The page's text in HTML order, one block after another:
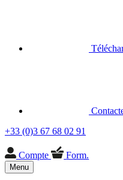
+33 (0)3 67 68 02 91
Compte Form.
Menu